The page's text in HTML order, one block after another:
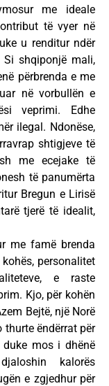
me ideale
të vyer në
u renditur ndër
Si shqiponjë mali,
përbrenda e me
në vorbullën e
veprimi. Edhe
ilegal. Ndonëse,
shtigjeve të
me ecejake të
të panumërta
Bregun e Lirisë
tjerë të idealit,
me famë brenda
personalitet
e raste
Kjo, për kohën
Bejtë, një Norë
thurte ëndërrat për
mos i dhënë
kalorës
e zgjedhur për